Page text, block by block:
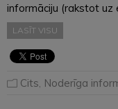
informāciju (rakstot uz
LASĪT VISU
Cits Noderīga